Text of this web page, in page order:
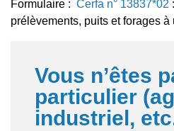
Formulaire : Cerfa n° 13837*02
prélèvements, puits et forages
Vous n’êtes
particulier
industriel,